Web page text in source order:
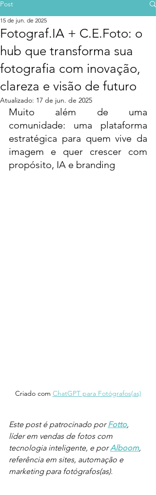
Post
Fotograf.IA + C.E.Foto: o
hub que transforma sua
fotografia com inovação,
clareza e visão de futuro
15 de jun. de 2025
Atualizado: 17 de jun. de 2025
Muito além de uma
comunidade: uma plataforma
estratégica para quem vive da
imagem e quer crescer com
propósito, IA e branding
Criado com ChatGPT para Fotógrafos(as)
Este post é patrocinado por Fotto,
líder em vendas de fotos com
tecnologia inteligente, e por Alboom,
referência em sites, automação e
marketing para fotógrafos(as).